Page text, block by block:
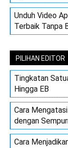
Unduh Video
Terbaik Tanpa
PILIHAN EDITOR
Tingkatan
Hingga EB
Cara
dengan
Cara